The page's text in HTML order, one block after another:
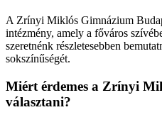
A Zrínyi Miklós Gimnázium
intézmény, amely a főváros
szeretnénk részletesebben
sokszínűségét.
Miért érdemes a Zrínyi
választani?